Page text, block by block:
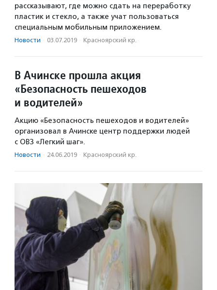
рассказывают, где можно сдать на переработку
пластик и стекло, а также учат пользоваться
специальным мобильным приложением.
Новости · 03.07.2019 · Красноярский кр.
В Ачинске прошла акция
«Безопасность пешеходов
и водителей»
Акцию «Безопасность пешеходов и водителей»
организовал в Ачинске центр поддержки людей
с ОВЗ «Легкий шаг».
Новости · 24.06.2019 · Красноярский кр.